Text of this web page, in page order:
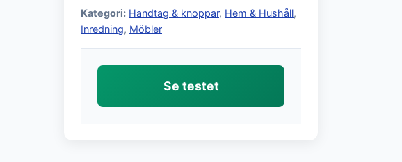
Kategori: Handtag & knoppar, Hem & Hushåll,
Inredning, Möbler
Se testet